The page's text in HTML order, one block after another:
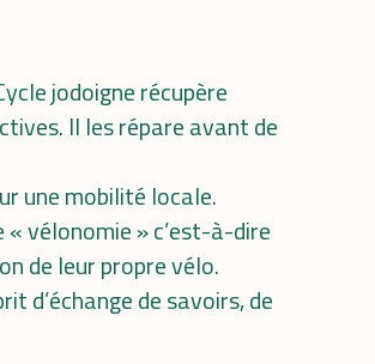
jodoigne récupère
Il les répare avant de
une mobilité locale.
vélonomie » c’est-à-dire
de leur propre vélo.
d’échange de savoirs, de